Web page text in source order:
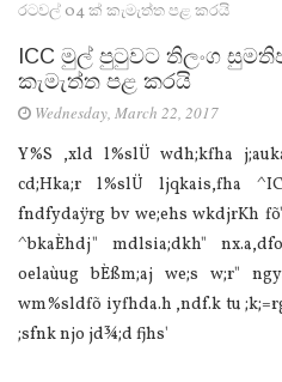
රටවල් 04 ක් කැමැත්ත පළ කරයි
ICC මුල් පුටුවට තිලංග
කැමැත්ත පළ කරයි
Wednesday, March 22, 2017
Y%S ,xld l%slÜ wdh;kfha
cd;Hka;r l%slÜ ljqkais,fha
fndfydaÿrg bv we;ehs wkdjrKh
^bkaÈhdj" mdlsia;dkh"
oelaùug bÈßm;aj we;s w;r"
wm%sldfõ iyfhda.h ,ndf.k tu
;sfnk njo jd¾;d fjhs'